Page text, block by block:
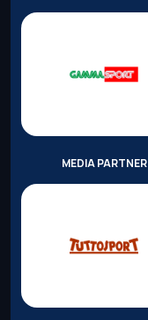
MEDIA PARTNER